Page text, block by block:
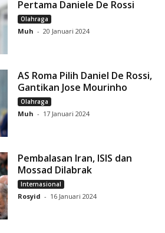
Pertama Daniele De Rossi
Olahraga
Muh - 20 Januari 2024
AS Roma Pilih Daniel De Rossi,
Gantikan Jose Mourinho
Olahraga
Muh - 17 Januari 2024
Pembalasan Iran, ISIS dan
Mossad Dilabrak
Internasional
Rosyid - 16 Januari 2024